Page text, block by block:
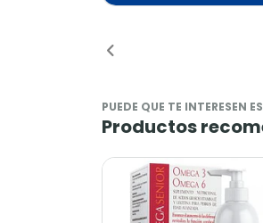
PUEDE QUE TE INTERESEN
Productos